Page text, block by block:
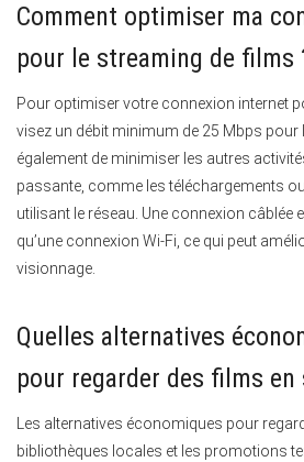
Comment optimiser ma
pour le streaming de films
Pour optimiser votre connexion internet
visez un débit minimum de 25 Mbps pour
également de minimiser les autres
passante, comme les téléchargements
utilisant le réseau. Une connexion câblée
qu’une connexion Wi-Fi, ce qui peut
visionnage.
Quelles alternatives
pour regarder des films en
Les alternatives économiques pour
bibliothèques locales et les promotions